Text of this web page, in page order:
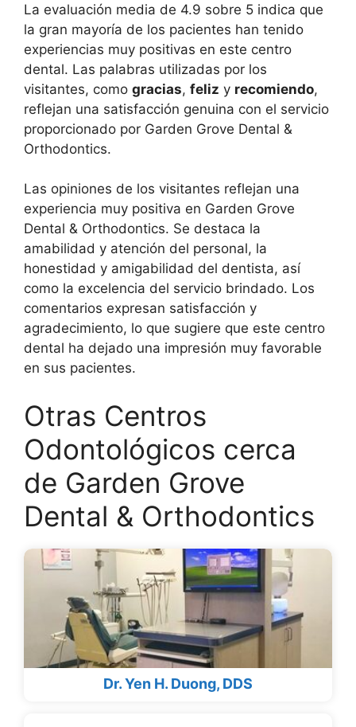
La evaluación media de 4.9 sobre 5 indica que
la gran mayoría de los pacientes han tenido
experiencias muy positivas en este centro
dental. Las palabras utilizadas por los
visitantes, como gracias, feliz y recomiendo,
reflejan una satisfacción genuina con el servicio
proporcionado por Garden Grove Dental &
Orthodontics.
Las opiniones de los visitantes reflejan una
experiencia muy positiva en Garden Grove
Dental & Orthodontics. Se destaca la
amabilidad y atención del personal, la
honestidad y amigabilidad del dentista, así
como la excelencia del servicio brindado. Los
comentarios expresan satisfacción y
agradecimiento, lo que sugiere que este centro
dental ha dejado una impresión muy favorable
en sus pacientes.
Otras Centros
Odontológicos cerca
de Garden Grove
Dental & Orthodontics
Dr. Yen H. Duong, DDS